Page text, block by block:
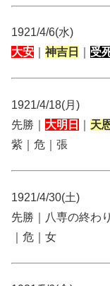
1921/4/6(水)
大安
神吉日 受
1921/4/18(月)
先勝｜ 大明日 天
紫｜危｜張
1921/4/30(土)
先勝｜八専の終わり
｜危｜女